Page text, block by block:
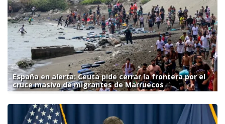
España en alerta: Ceuta pide cerrar la frontera por el
cruce masivo de migrantes de Marruecos